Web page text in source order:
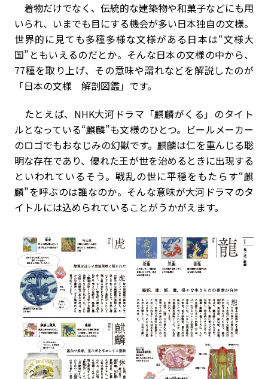
着物だけでなく、伝統的な建築物や和菓子などにも用
いられ、いまでも目にする機会が多い日本独自の文様。
世界的に見ても多種多様な文様がある日本は“文様大
国”ともいえるのだとか。そんな日本の文様の中から、
77種を取り上げ、その意味や謂れなどを解説したのが
「日本の文様 解剖図鑑」です。
たとえば、NHK大河ドラマ「麒麟がくる」のタイト
ルとなっている“麒麟”も文様のひとつ。ビールメーカー
のロゴでもおなじみの幻獣です。麒麟は仁を重んじる聡
明な存在であり、優れた王が世を治めるときに出現する
といわれているそう。戦乱の世に平穏をもたらす“麒
麟”を呼ぶのは誰なのか。そんな意味が大河ドラマのタ
イトルには込められていることがうかがえます。